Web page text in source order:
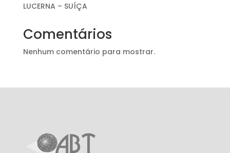
LUCERNA – SUÍÇA
Comentários
Nenhum comentário para mostrar.